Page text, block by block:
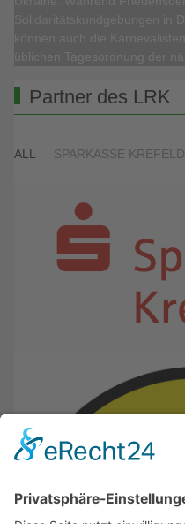
Partner des LRK
ALL SPARKASSE KREFELD